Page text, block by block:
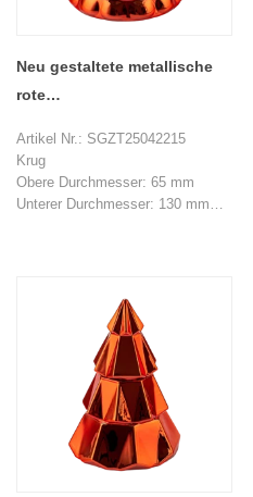
Neu gestaltete metallische
rote
mit Deckel
Artikel Nr.: SGZT25042215
Krug
Obere Durchmesser: 65 mm
Unterer Durchmesser: 130 mm
Bottomdurchmesser: 52 mm
Max Dia: 81 mm
Höhe: 99 mm
Gewicht: 168 g
MOQ: 1000 Stücke